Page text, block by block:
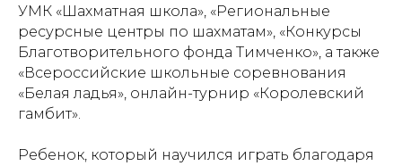
УМК «Шахматная школа», «Региональные
ресурсные центры по шахматам», «Конкурсы
Благотворительного фонда Тимченко», а также
«Всероссийские школьные соревнования
«Белая ладья», онлайн-турнир «Королевский
гамбит».
Ребенок, который научился играть благодаря